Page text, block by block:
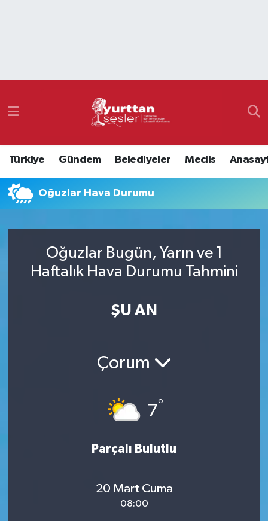
Türkiye Gündem Belediyeler Meclis
Oğuzlar Hava Durumu
Oğuzlar Bugün, Yarın ve 1
Haftalık Hava Durumu Tahmini
ŞU AN
Çorum
7°
Parçalı Bulutlu
20 Mart Cuma
08:00
Namaz Vakitleri
Süper Lig Puan Durumu ve Fikstür
Tüm Manşetler
Son Dakika Haberleri
Haber Arşivi